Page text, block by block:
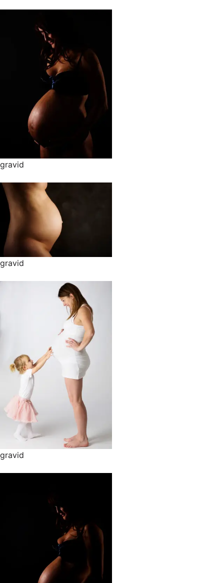
gravid
gravid
gravid